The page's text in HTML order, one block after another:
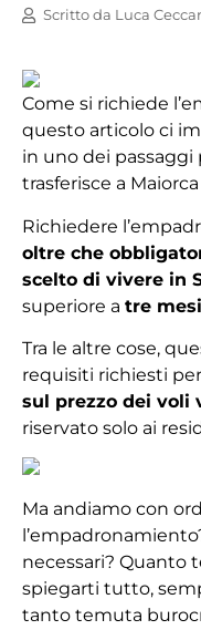
Scritto da Luca
Come si richiede
questo articolo ci
in uno dei
trasferisce a
Richiedere
oltre che
scelto di vivere in
superiore a tre
Tra le altre cose,
requisiti richiesti per
sul prezzo dei voli
riservato solo ai
Ma andiamo con
necessari? Quanto
spiegarti tutto,
tanto temuta